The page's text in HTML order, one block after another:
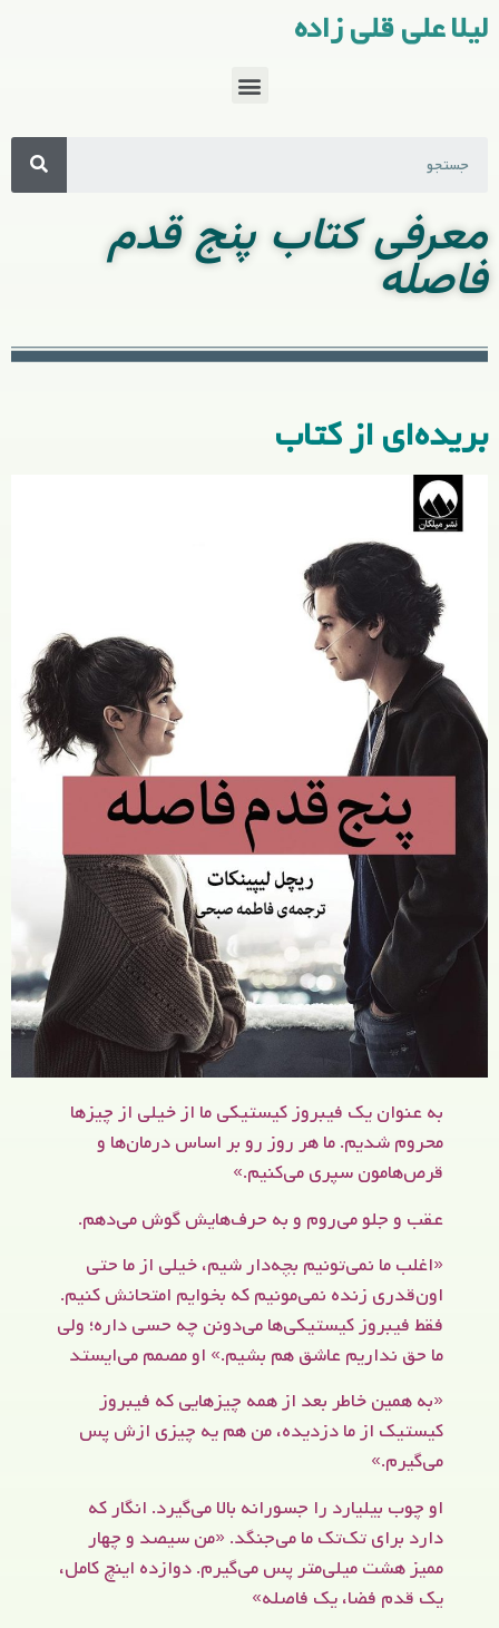
لیلا علی قلی زاده
معرفی کتاب پنج قدم
فاصله
بریده‌ای از کتاب
به عنوان یک فیبروز کیستیکی ما از خیلی از چیزها
محروم شدیم. ما هر روز رو بر اساس درمان‌ها و
قرص‌هامون سپری می‌کنیم.»
عقب و جلو می‌روم و به حرف‌هایش گوش می‌دهم.
«اغلب ما نمی‌تونیم بچه‌دار شیم، خیلی از ما حتی
اون‌قدری زنده نمی‌مونیم که بخوایم امتحانش کنیم.
فقط فیبروز کیستیکی‌ها می‌دونن چه حسی داره؛ ولی
ما حق نداریم عاشق هم بشیم.» او مصمم می‌ایستد
«به همین خاطر بعد از همه چیزهایی که فیبروز
کیستیک از ما دزدیده، من هم یه چیزی ازش پس
می‌گیرم.»
او چوب بیلیارد را جسورانه بالا می‌گیرد. انگار که
دارد برای تک‌تک ما می‌جنگد. «من سیصد و چهار
ممیز هشت میلی‌متر پس می‌گیرم. دوازده اینچ کامل،
یک قدم فضا، یک فاصله»